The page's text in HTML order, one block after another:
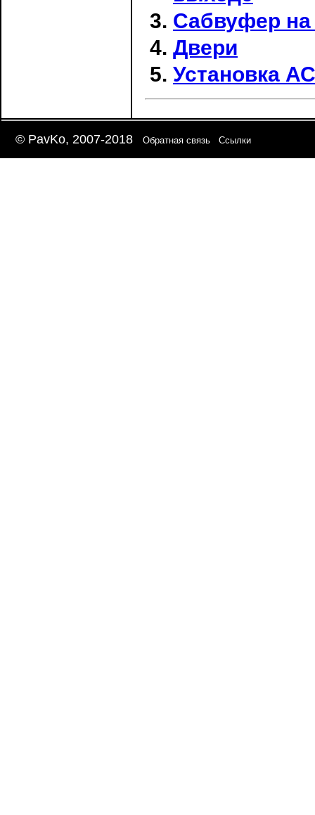
Сабвуфер на
Двери
Установка АС
© PavKo, 2007-2018 Обратная связь Ссылки